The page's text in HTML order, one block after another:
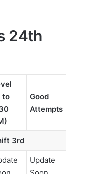
24th
to
Good
Attempts
3rd
Update